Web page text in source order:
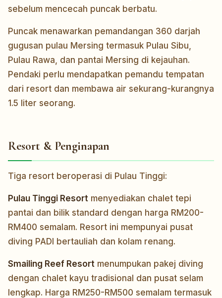
sebelum mencecah puncak berbatu.
Puncak menawarkan pemandangan 360 darjah
gugusan pulau Mersing termasuk Pulau Sibu,
Pulau Rawa, dan pantai Mersing di kejauhan.
Pendaki perlu mendapatkan pemandu tempatan
dari resort dan membawa air sekurang-kurangnya
1.5 liter seorang.
Resort & Penginapan
Tiga resort beroperasi di Pulau Tinggi:
Pulau Tinggi Resort menyediakan chalet tepi
pantai dan bilik standard dengan harga RM200-
RM400 semalam. Resort ini mempunyai pusat
diving PADI bertauliah dan kolam renang.
Smailing Reef Resort menumpukan pakej diving
dengan chalet kayu tradisional dan pusat selam
lengkap. Harga RM250-RM500 semalam termasuk